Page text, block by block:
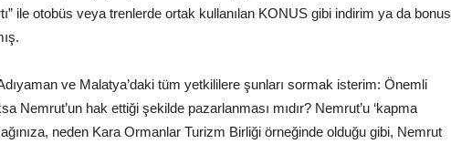
ile otobüs veya trenlerde ortak kullanılan KONUS gibi indirim ya da bonus
ve Malatya’daki tüm yetkililere şunları sormak isterim: Önemli
Nemrut’un hak ettiği şekilde pazarlanması mıdır? Nemrut’u ‘kapma
neden Kara Ormanlar Turizm Birliği örneğinde olduğu gibi, Nemrut